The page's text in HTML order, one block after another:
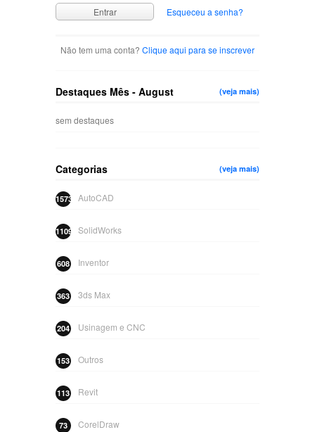
Esqueceu a senha?
Não tem uma conta? Clique aqui para se inscrever
Destaques Mês - August (veja mais)
sem destaques
Categorias (veja mais)
AutoCAD
1573
SolidWorks
1109
Inventor
608
3ds Max
363
Usinagem e CNC
204
Outros
153
Revit
113
CorelDraw
73